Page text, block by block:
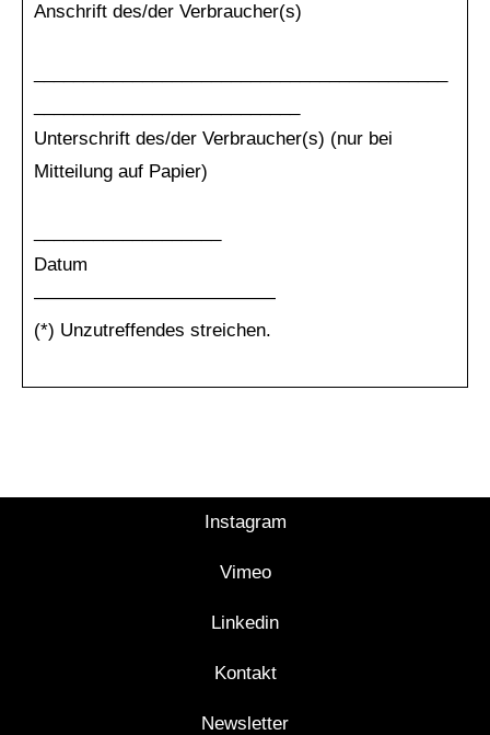
Anschrift des/der Verbraucher(s)
Unterschrift des/der Verbraucher(s) (nur bei
Mitteilung auf Papier)
Datum
—————————————
(*) Unzutreffendes streichen.
Instagram
Vimeo
Linkedin
Kontakt
Newsletter